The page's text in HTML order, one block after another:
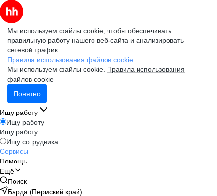
Мы используем файлы cookie, чтобы обеспечивать
правильную работу нашего веб-сайта и анализировать
сетевой трафик.
Правила использования файлов cookie
Мы используем файлы cookie. Правила использования
файлов cookie
Понятно
Ищу работу
Ищу работу
Ищу работу
Ищу сотрудника
Сервисы
Помощь
Ещё
Поиск
Барда (Пермский край)